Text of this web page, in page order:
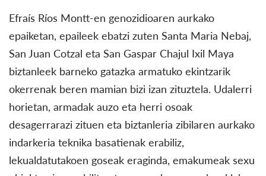
Efraís Ríos Montt-en genozidioaren aurkako
epaiketan, epaileek ebatzi zuten Santa Maria Nebaj,
San Juan Cotzal eta San Gaspar Chajul Ixil Maya
biztanleek barneko gatazka armatuko ekintzarik
okerrenak beren mamian bizi izan zituztela. Udalerri
horietan, armadak auzo eta herri osoak
desagerrarazi zituen eta biztanleria zibilaren aurkako
indarkeria teknika basatienak erabiliz,
lekualdatutakoen goseak eraginda, emakumeak sexu